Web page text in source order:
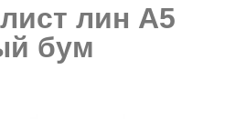
лин A5
бум